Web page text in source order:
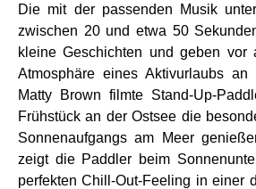
Die mit der passenden Musik
zwischen 20 und etwa 50
kleine Geschichten und geben vor
Atmosphäre eines Aktivurlaubs an
Matty Brown filmte Stand-Up-
Frühstück an der Ostsee die
Sonnenaufgangs am Meer
zeigt die Paddler beim
perfekten Chill-Out-Feeling in einer